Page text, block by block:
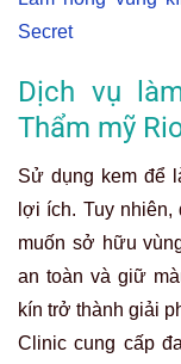
Secret
Dịch vụ
Thẩm mỹ
Sử dụng kem để
lợi ích. Tuy
muốn sở hữu
an toàn và giữ
kín trở thành giải
Clinic cung cấp